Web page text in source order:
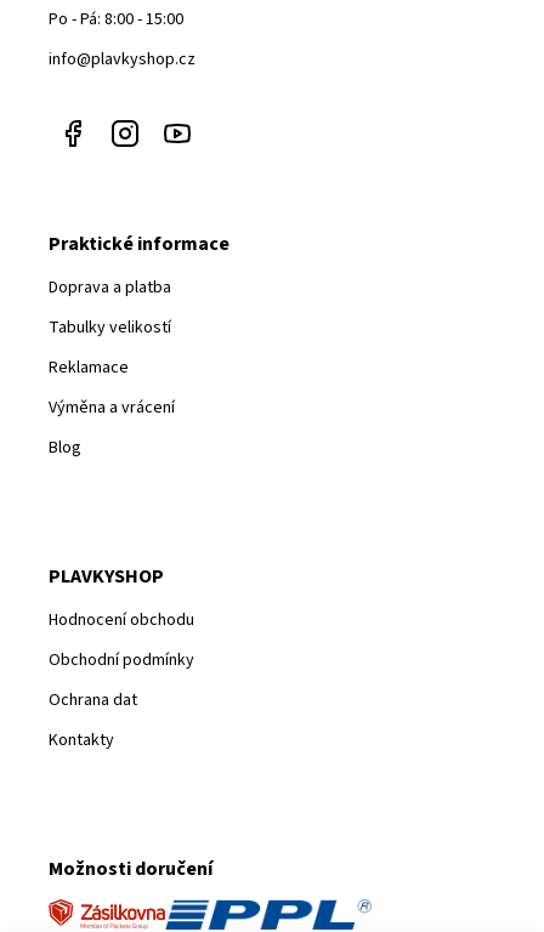
Po - Pá: 8:00 - 15:00
info@plavkyshop.cz
Praktické informace
Doprava a platba
Tabulky velikostí
Reklamace
Výměna a vrácení
Blog
PLAVKYSHOP
Hodnocení obchodu
Obchodní podmínky
Ochrana dat
Kontakty
Možnosti doručení